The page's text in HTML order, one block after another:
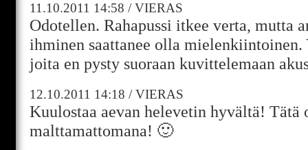
11.10.2011 14:58 /VIERAS
Odotellen. Rahapussi itkee verta, mutta
ihminen saattanee olla
joita en pysty suoraan kuvittelemaan
12.10.2011 14:18 /VIERAS
Kuulostaa aevan helevetin hyvältä! Tätä
malttamattomana! 🙂